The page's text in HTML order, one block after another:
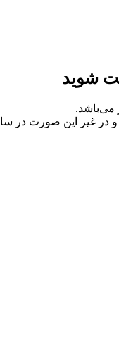
شوید
می‌باشد.
در غیر این صورت در